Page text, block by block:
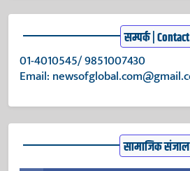
सम्पर्क | Contact
01-4010545/ 9851007430
Email:
सामाजिक संजाल